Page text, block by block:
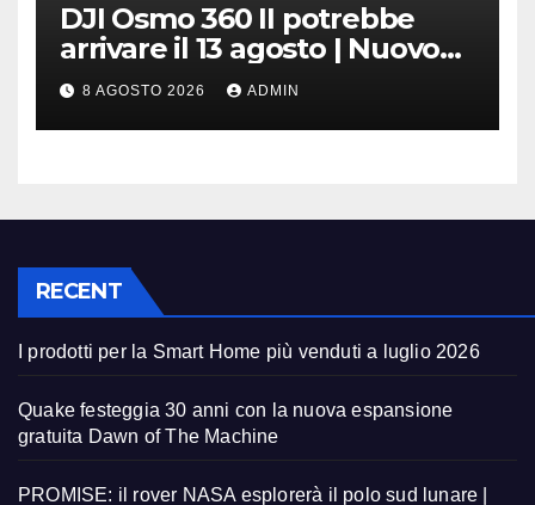
DJI Osmo 360 II potrebbe
arrivare il 13 agosto | Nuovo
teaser
8 AGOSTO 2026 ADMIN
RECENT
I prodotti per la Smart Home più venduti a luglio 2026
Quake festeggia 30 anni con la nuova espansione
gratuita Dawn of The Machine
PROMISE: il rover NASA esplorerà il polo sud lunare |